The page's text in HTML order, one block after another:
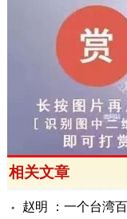
相关文章
赵明 ：一个台湾